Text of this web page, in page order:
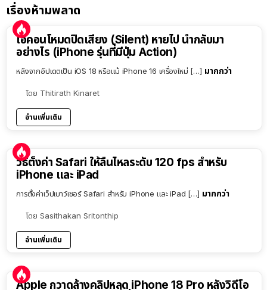
เรื่องห้ามพลาด
ไอคอนโหมดปิดเสียง (Silent) หายไป นำกลับมา
อย่างไร (iPhone รุ่นที่มีปุ่ม Action)
หลังจากอัปเดตเป็น iOS 18 หรือแม้ iPhone 16 เครื่องใหม่ […] มากกว่า
โดย Thitirath Kinaret
อ่านเพิ่มเติม
วิธีตั้งค่า Safari ให้ลื่นไหลระดับ 120 fps สำหรับ
iPhone และ iPad
การตั้งค่าเว็ปเบาว์เซอร์ Safari สำหรับ iPhone และ iPad […] มากกว่า
โดย Sasithakan Sritonthip
อ่านเพิ่มเติม
Apple กวาดล้างคลิปหลุด iPhone 18 Pro หลังวิดีโอ